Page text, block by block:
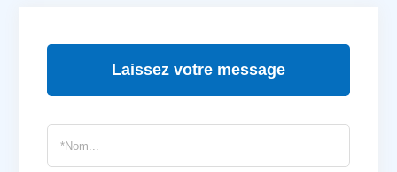
Laissez votre message